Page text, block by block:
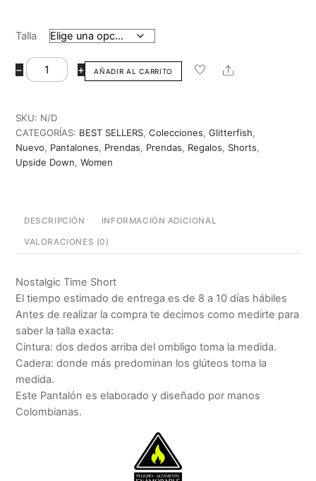
Talla
− Nostalgic
Time
cantidad
+ AÑADIR AL CARRITO Share
SKU: N/D
CATEGORÍAS: BEST SELLERS,Colecciones,Glitterfish,
Nuevo, Pantalones, Prendas, Prendas, Regalos, Shorts,
Upside Down,Women
DESCRIPCIÓN INFORMACIÓN ADICIONAL
VALORACIONES (0)
Nostalgic Time Short
El tiempo estimado de entrega es de 8 a 10 días hábiles
Antes de realizar la compra te decimos como medirte para
saber la talla exacta:
Cintura: dos dedos arriba del ombligo toma la medida.
Cadera: donde más predominan los glúteos toma la
medida.
Este Pantalón es elaborado y diseñado por manos
Colombianas.